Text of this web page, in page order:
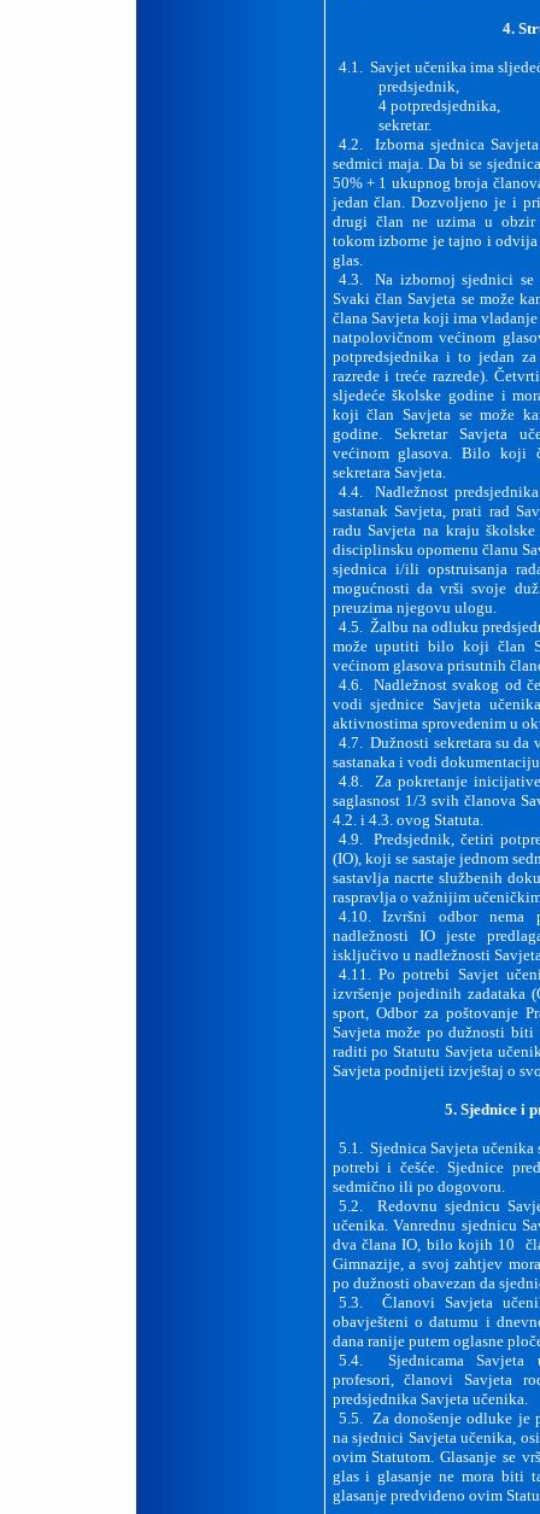
4.
4.1. Savjet učenika ima
predsjednik,
4 potpredsjednika,
sekretar.
4.2. Izborna sjednica
sedmici maja. Da bi se
50% + 1 ukupnog broja
jedan član. Dozvoljeno je i
drugi član ne uzima u obzir
tokom izborne je tajno i
glas.
4.3. Na izbornoj sjednici se
Svaki član Savjeta se može
člana Savjeta koji ima
natpolovičnom većinom
potpredsjednika i to jedan
razrede i treće razrede).
sljedeće školske godine i
koji član Savjeta se može
godine. Sekretar Savjeta
većinom glasova. Bilo koji
sekretara Savjeta.
4.4. Nadležnost
sastanak Savjeta, prati rad
radu Savjeta na kraju
disciplinsku opomenu članu
sjednica i/ili opstruisanja
mogućnosti da vrši svoje
preuzima njegovu ulogu.
4.5. Žalbu na odluku
može uputiti bilo koji član
većinom glasova prisutnih
4.6. Nadležnost svakog od
vodi sjednice Savjeta
aktivnostima sprovedenim u
4.7. Dužnosti sekretara su da
sastanaka i vodi
4.8. Za pokretanje
saglasnost 1/3 svih članova
4.2. i 4.3. ovog Statuta.
4.9. Predsjednik, četiri
(IO), koji se sastaje jednom
sastavlja nacrte službenih
raspravlja o važnijim
4.10. Izvršni odbor nema
nadležnosti IO jeste
isključivo u nadležnosti
4.11. Po potrebi Savjet
izvršenje pojedinih zadataka
sport, Odbor za poštovanje
Savjeta može po dužnosti
raditi po Statutu Savjeta
Savjeta podnijeti izvještaj o
5. Sjednice i
5.1. Sjednica Savjeta učenika
potrebi i češće. Sjednice
sedmično ili po dogovoru.
5.2. Redovnu sjednicu
učenika. Vanrednu sjednicu
dva člana IO, bilo kojih 10
Gimnazije, a svoj zahtjev
po dužnosti obavezan da
5.3. Članovi Savjeta
obavješteni o datumu i
dana ranije putem oglasne
5.4. Sjednicama Savjeta
profesori, članovi Savjeta
predsjednika Savjeta učenika.
5.5. Za donošenje odluke je
na sjednici Savjeta učenika,
ovim Statutom. Glasanje se
glas i glasanje ne mora biti
glasanje predviđeno ovim